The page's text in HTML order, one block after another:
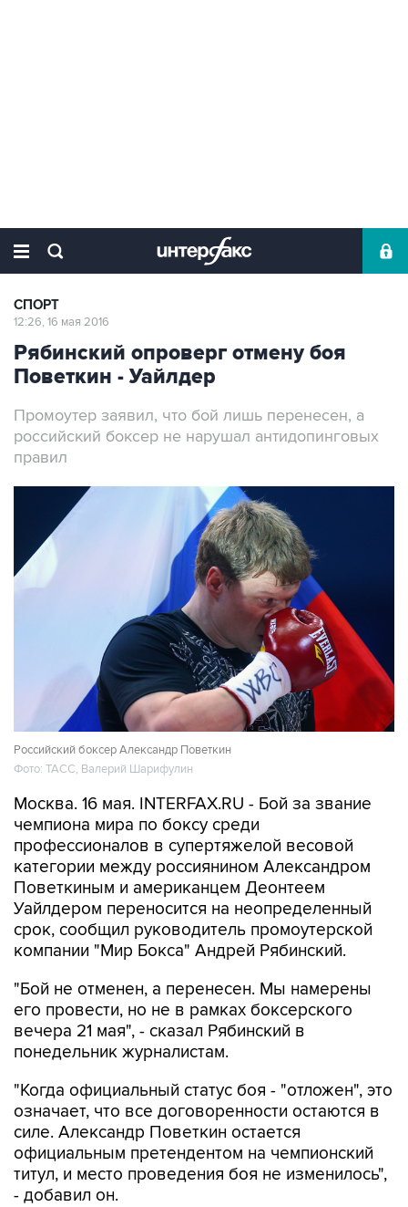
СПОРТ
12:26, 16 мая 2016
Рябинский опроверг отмену боя
Поветкин - Уайлдер
Промоутер заявил, что бой лишь перенесен, а
российский боксер не нарушал антидопинговых
правил
Российский боксер Александр Поветкин
Фото: ТАСС, Валерий Шарифулин
Москва. 16 мая. INTERFAX.RU - Бой за звание
чемпиона мира по боксу среди
профессионалов в супертяжелой весовой
категории между россиянином Александром
Поветкиным и американцем Деонтеем
Уайлдером переносится на неопределенный
срок, сообщил руководитель промоутерской
компании "Мир Бокса" Андрей Рябинский.
"Бой не отменен, а перенесен. Мы намерены
его провести, но не в рамках боксерского
вечера 21 мая", - сказал Рябинский в
понедельник журналистам.
"Когда официальный статус боя - "отложен", это
означает, что все договоренности остаются в
силе. Александр Поветкин остается
официальным претендентом на чемпионский
титул, и место проведения боя не изменилось",
- добавил он.